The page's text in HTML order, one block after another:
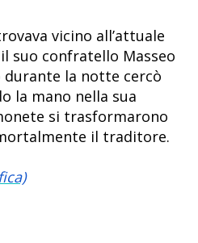
vicino all’attuale
suo confratello Masseo
durante la notte cercò
la mano nella sua
si trasformarono
il traditore.